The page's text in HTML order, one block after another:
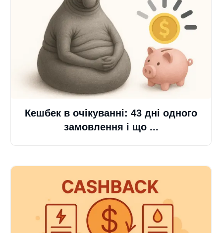
Кешбек в очікуванні: 43 дні одного
замовлення і що ...